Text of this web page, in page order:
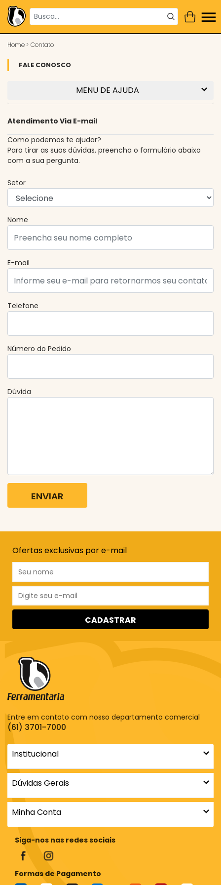
Home > Contato
FALE CONOSCO
MENU DE AJUDA
Atendimento Via E-mail
Como podemos te ajudar?
Para tirar as suas dúvidas, preencha o formulário abaixo
com a sua pergunta.
Setor
Nome
E-mail
Telefone
Número do Pedido
Dúvida
ENVIAR
Ofertas exclusivas por e-mail
CADASTRAR
Entre em contato com nosso departamento comercial
(61) 3701-7000
Institucional
Dúvidas Gerais
Minha Conta
Siga-nos nas redes sociais
Formas de Pagamento